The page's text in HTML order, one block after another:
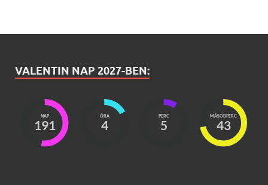
VALENTIN NAP 2027-BEN:
NAP
191
ÓRA
4
PERC
5
MÁSODPERC
41